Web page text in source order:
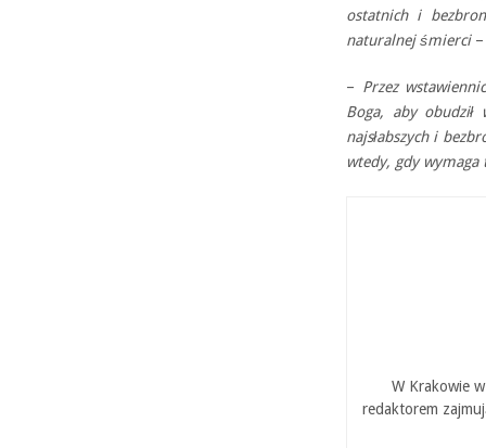
ostatnich i
naturalnej śmierci–
– Przez
Boga, aby obudził
najsłabszych i
wtedy, gdy wymaga
W Krakowie
redaktorem